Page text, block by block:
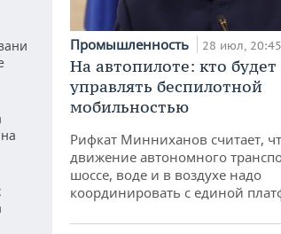
Промышленность 28 июл, 20:45
На автопилоте: кто будет
управлять беспилотной
мобильностью
Рифкат Минниханов считает,
движение автономного
шоссе, воде и в воздухе надо
координировать с единой